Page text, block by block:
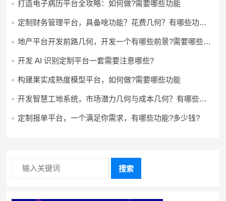
打造电子病历平台全攻略：如何做?需要哪些功能
定制财务管理平台，具备啥功能？花费几何？有哪些功能?
地产平台开发前路几何，开发一个有哪些前景?需要哪些费
开发 AI 识别定制平台一套需要注意哪些?
构建果实成熟度模型平台，如何做?需要哪些功能
开发智慧工地系统，市场潜力几何与成本几何？有哪些前
定制报单平台，一个满足你需求，有哪些功能?多少钱?
搜索